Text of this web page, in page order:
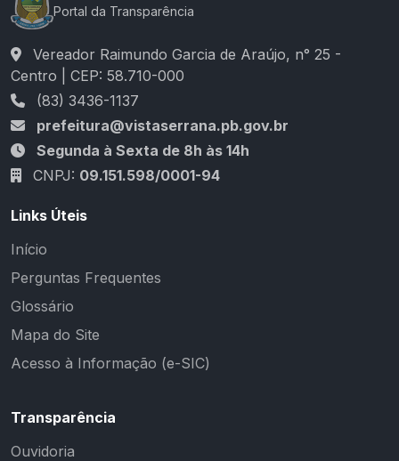
Portal da Transparência
Vereador Raimundo Garcia de Araújo, n° 25 -
Centro | CEP: 58.710-000
(83) 3436-1137
prefeitura@vistaserrana.pb.gov.br
Segunda à Sexta de 8h às 14h
CNPJ: 09.151.598/0001-94
Links Úteis
Início
Perguntas Frequentes
Glossário
Mapa do Site
Acesso à Informação (e-SIC)
Transparência
Ouvidoria